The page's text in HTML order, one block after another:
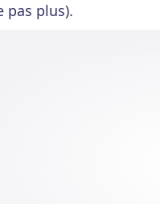
pas plus).